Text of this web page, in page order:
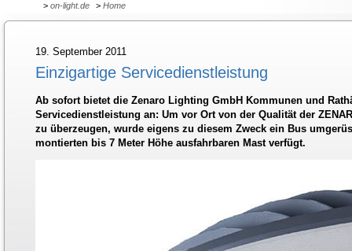
> on-light.de > Home
19. September 2011
Einzigartige Servicedienstleistung
Ab sofort bietet die Zenaro Lighting GmbH Kommunen und
Servicedienstleistung an: Um vor Ort von der Qualität der
zu überzeugen, wurde eigens zu diesem Zweck ein Bus
montierten bis 7 Meter Höhe ausfahrbaren Mast verfügt.